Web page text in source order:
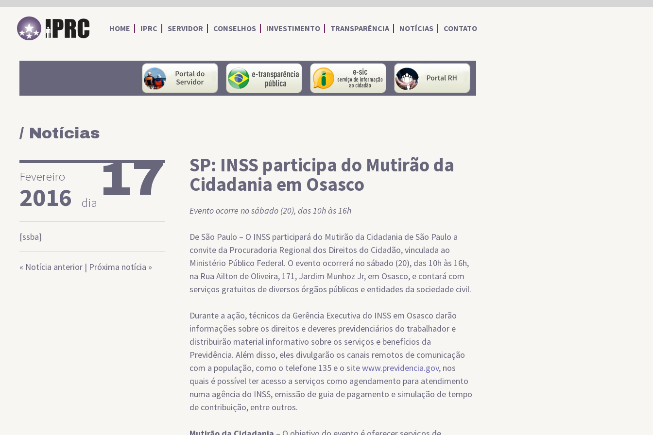
IPRC
HOME IPRC SERVIDOR CONSELHOS INVESTIMENTO TRANSPARÊNCIA NOTÍCIAS CONTATO
portal do servidor portal da transparência Serviço de Informações ao Cidadão
/ Notícias
Fevereiro
2016 dia17
[ssba]
« Notícia anterior | Próxima notícia »
SP: INSS participa do Mutirão da
Cidadania em Osasco
Evento ocorre no sábado (20), das 10h às 16h
De São Paulo – O INSS participará do Mutirão da Cidadania de São Paulo a
convite da Procuradoria Regional dos Direitos do Cidadão, vinculada ao
Ministério Público Federal. O evento ocorrerá no sábado (20), das 10h às 16h,
na Rua Ailton de Oliveira, 171, Jardim Munhoz Jr, em Osasco, e contará com
serviços gratuitos de diversos órgãos públicos e entidades da sociedade civil.
Durante a ação, técnicos da Gerência Executiva do INSS em Osasco darão
informações sobre os direitos e deveres previdenciários do trabalhador e
distribuirão material informativo sobre os serviços e benefícios da
Previdência. Além disso, eles divulgarão os canais remotos de comunicação
com a população, como o telefone 135 e o sitewww.previdencia.gov, nos
quais é possível ter acesso a serviços como agendamento para atendimento
numa agência do INSS, emissão de guia de pagamento e simulação de tempo
de contribuição, entre outros.